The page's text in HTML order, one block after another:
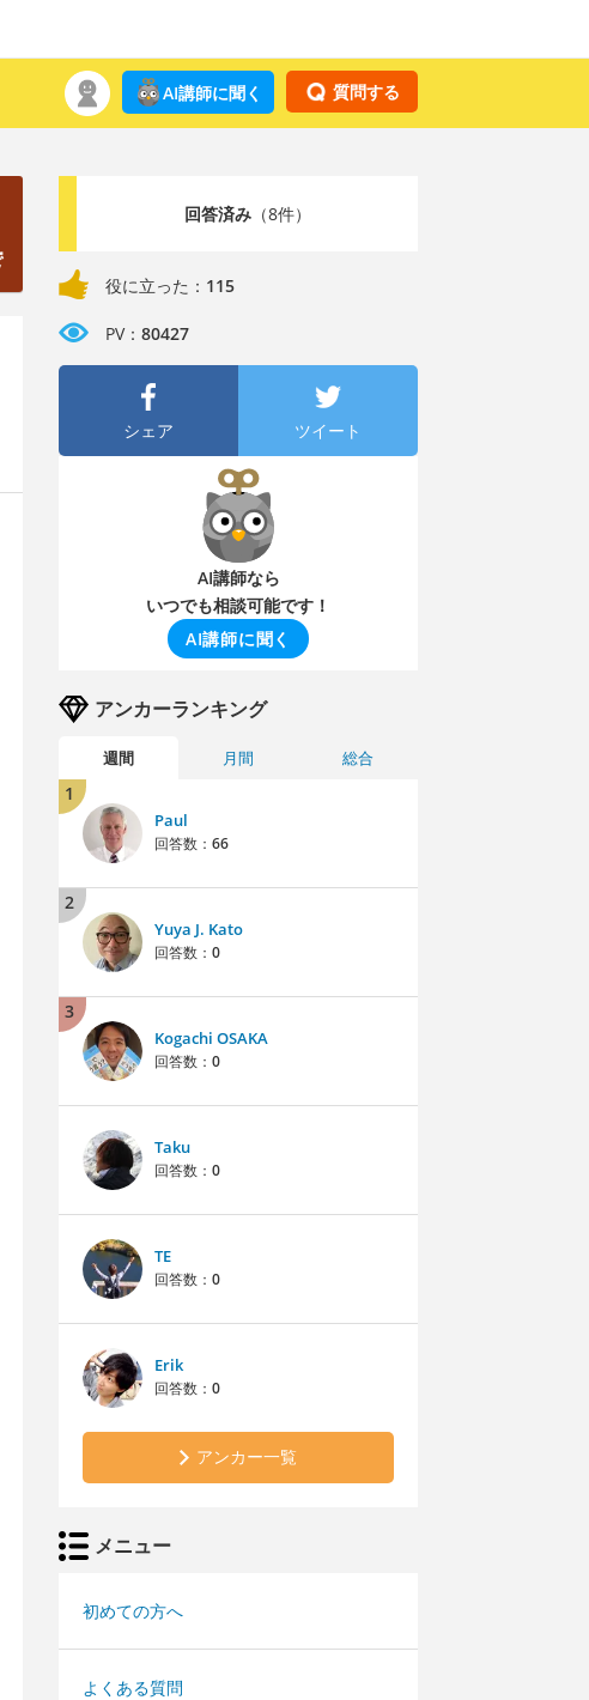
質問する
AI講師に聞く
回答済み（8件）
役に立った： 115
PV： 80427
シェア ツイート
AI講師なら
いつでも相談可能です！
AI講師に聞く
アンカーランキング
週間 月間 総合
1
Paul
回答数： 66
2
Yuya J. Kato
回答数： 0
3
Kogachi OSAKA
回答数： 0
Taku
回答数： 0
TE
回答数： 0
Erik
回答数： 0
アンカー一覧
メニュー
初めての方へ
よくある質問